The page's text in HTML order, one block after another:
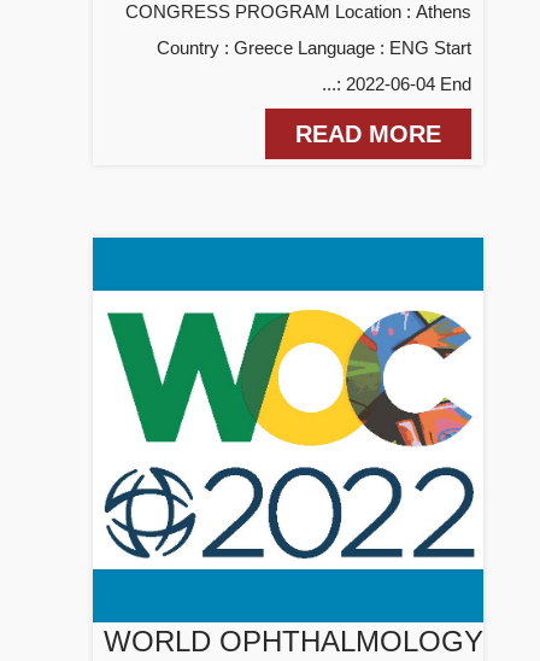
CONGRESS PROGRAM Location : Athens
Country : Greece Language : ENG Start
: 2022-06-04 End...
READ MORE
WORLD OPHTHALMOLOGY